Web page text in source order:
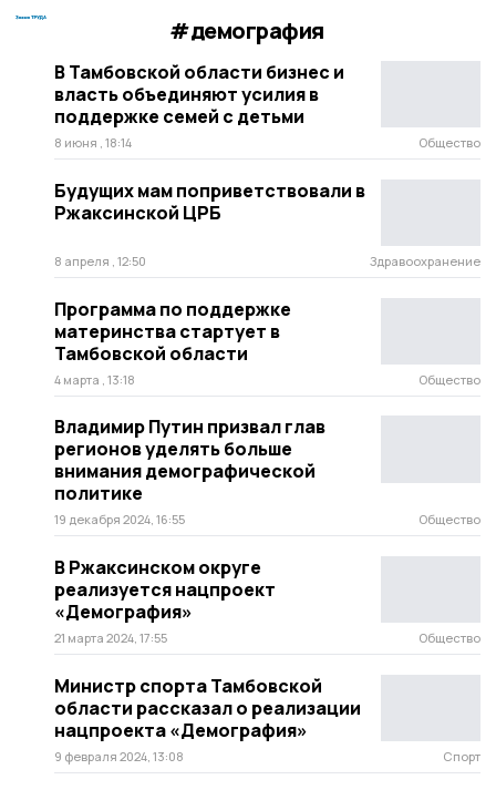
#демография
В Тамбовской области бизнес и
власть объединяют усилия в
поддержке семей с детьми
8 июня , 18:14 Общество
Будущих мам поприветствовали в
Ржаксинской ЦРБ
8 апреля , 12:50 Здравоохранение
Программа по поддержке
материнства стартует в
Тамбовской области
4 марта , 13:18 Общество
Владимир Путин призвал глав
регионов уделять больше
внимания демографической
политике
19 декабря 2024, 16:55 Общество
В Ржаксинском округе
реализуется нацпроект
«Демография»
21 марта 2024, 17:55 Общество
Министр спорта Тамбовской
области рассказал о реализации
нацпроекта «Демография»
9 февраля 2024, 13:08 Спорт